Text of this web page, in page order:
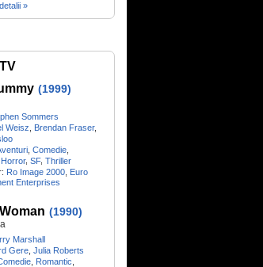
»
(1999)
Sommers
Weisz Brendan Fraser,
Comedie
Horror, SF, Thriller
Ro Image 2000 Euro
Enterprises
(1990)
Marshall
Gere Julia Roberts
Romantic